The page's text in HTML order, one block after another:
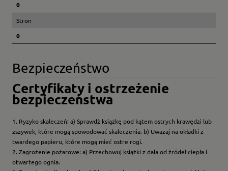
0
Stron
0
Bezpieczeństwo
Certyfikaty i ostrzeżenie
bezpieczeństwa
1. Ryzyko skaleczeń: a) Sprawdź książkę pod kątem ostrych krawędzi lub
zszywek, które mogą spowodować skaleczenia. b) Uważaj na okładki z
twardego papieru, które mogą mieć ostre rogi.
2. Zagrożenie pożarowe: a) Przechowuj książki z dala od źródeł ciepła i
otwartego ognia.